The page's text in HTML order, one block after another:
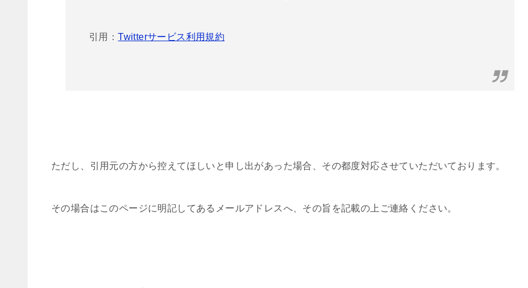
引用：Twitterサービス利用規約
ただし、引用元の方から控えてほしいと申し出があった場合、その都度対応させていただいております。
その場合はこのページに明記してあるメールアドレスへ、その旨を記載の上ご連絡ください。